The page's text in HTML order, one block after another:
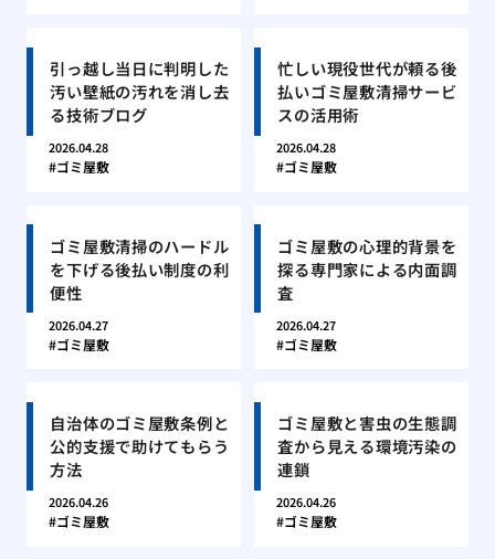
引っ越し当日に判明した
汚い壁紙の汚れを消し去
る技術ブログ
2026.04.28
ゴミ屋敷
忙しい現役世代が頼る後
払いゴミ屋敷清掃サービ
スの活用術
2026.04.28
ゴミ屋敷
ゴミ屋敷清掃のハードル
を下げる後払い制度の利
便性
2026.04.27
ゴミ屋敷
ゴミ屋敷の心理的背景を
探る専門家による内面調
査
2026.04.27
ゴミ屋敷
自治体のゴミ屋敷条例と
公的支援で助けてもらう
方法
2026.04.26
ゴミ屋敷
ゴミ屋敷と害虫の生態調
査から見える環境汚染の
連鎖
2026.04.26
ゴミ屋敷